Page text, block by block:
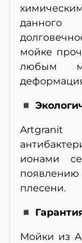
мойке
любым
◾
ионами
плесени.
◾
Мойки из